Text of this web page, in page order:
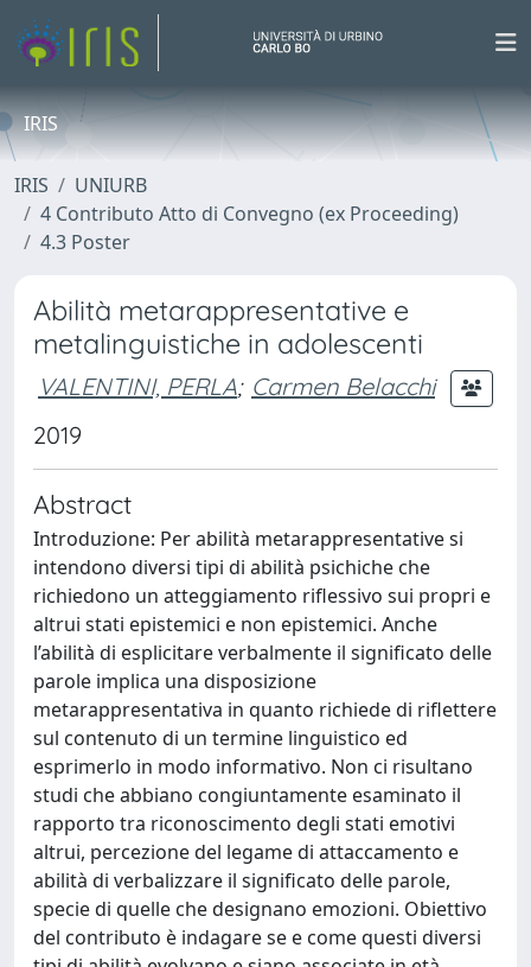
IRIS
IRIS
UNIURB
4 Contributo Atto di Convegno (ex Proceeding)
4.3 Poster
Abilità metarappresentative e
metalinguistiche in adolescenti
VALENTINI, PERLA; Carmen Belacchi
2019
Abstract
Introduzione: Per abilità metarappresentative si
intendono diversi tipi di abilità psichiche che
richiedono un atteggiamento riflessivo sui propri e
altrui stati epistemici e non epistemici. Anche
l’abilità di esplicitare verbalmente il significato delle
parole implica una disposizione
metarappresentativa in quanto richiede di riflettere
sul contenuto di un termine linguistico ed
esprimerlo in modo informativo. Non ci risultano
studi che abbiano congiuntamente esaminato il
rapporto tra riconoscimento degli stati emotivi
altrui, percezione del legame di attaccamento e
abilità di verbalizzare il significato delle parole,
specie di quelle che designano emozioni. Obiettivo
del contributo è indagare se e come questi diversi